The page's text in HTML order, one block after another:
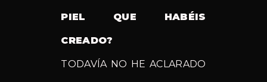
PIEL QUE HABÉIS
CREADO?
TODAVÍA NO HE ACLARADO